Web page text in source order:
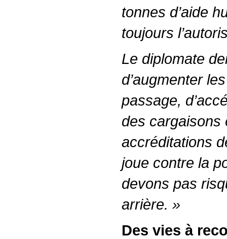
tonnes d’aide
toujours
Le diplomate
d’augmenter
passage,
des cargaisons
accréditations
joue contre la
devons pas
arrière. »
Des vies à